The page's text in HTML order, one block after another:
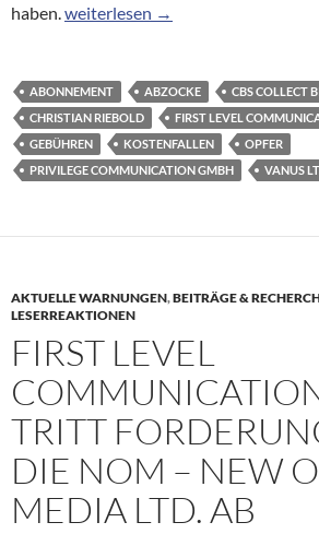
haben.Erneut Mahnungen für
weiterlesen →
ABONNEMENT ABZOCKE
CBS COLLECT
CHRISTIAN RIEBOLD
FIRST LEVEL
GEBÜHREN
KOSTENFALLEN
OPFER
PRIVILEGE COMMUNICATION GMBH
VANUS
AKTUELLE WARNUNGEN,BEITRÄGE &
LESERREAKTIONEN
FIRST LEVEL
TRITT
DIE NOM – NEW
MEDIA LTD. AB